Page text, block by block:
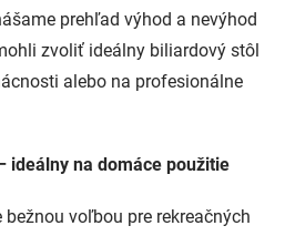
prehľad výhod a nevýhod
zvoliť ideálny biliardový stôl
alebo na profesionálne
ideálny na domáce použitie
bežnou voľbou pre rekreačných